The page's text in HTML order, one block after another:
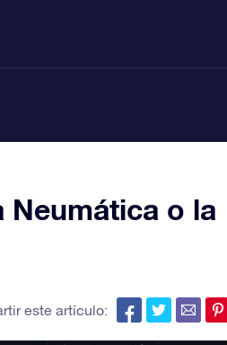
Neumática o la
este artículo: